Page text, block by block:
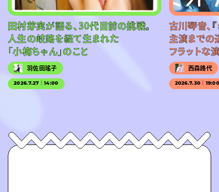
田村芽実が語る、30代目前の挑戦。
人生の岐路を経て生まれた
「小梅ちゃん」のこと
羽佐田瑤子
2026.7.27｜14:00
古川琴音、
主演までの
フラットな
西森路代
2026.7.30｜